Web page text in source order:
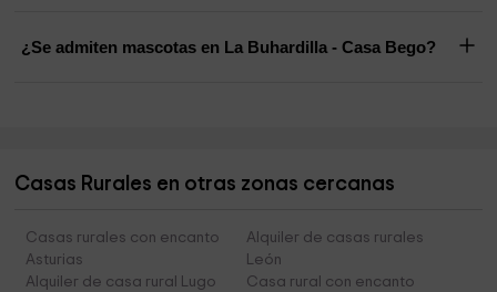
¿Se admiten mascotas en La Buhardilla - Casa Bego?
Casas Rurales en otras zonas cercanas
Casas rurales con encanto
Asturias
Alquiler de casas rurales
León
Alquiler de casa rural Lugo
Casa rural con encanto